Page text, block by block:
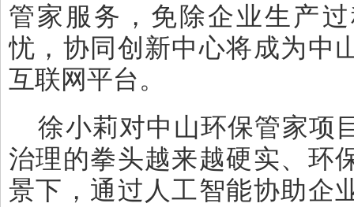
管家服务，免除企业生产
忧，协同创新中心将成为中
互联网平台。
徐小莉对中山环保管家项
治理的拳头越来越硬实、环
景下，通过人工智能协助企